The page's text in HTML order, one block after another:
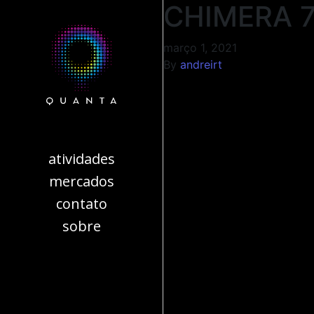
atividades
mercados
contato
sobre
CHIMERA
março 1, 2021
By andreirt